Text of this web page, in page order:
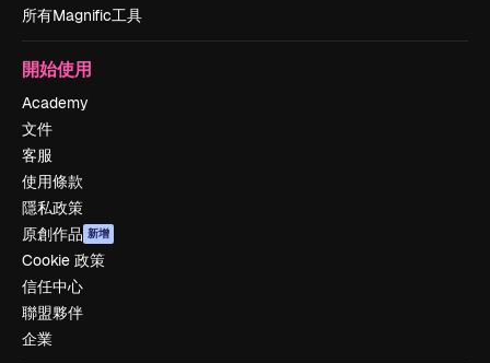
所有Magnific工具
開始使用
Academy
文件
客服
使用條款
隱私政策
原創作品 新增
Cookie 政策
信任中心
聯盟夥伴
企業